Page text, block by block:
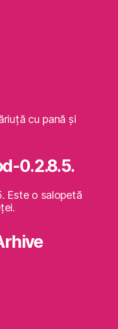
cu pană şi
0.2.8.5.
Este o salopetă